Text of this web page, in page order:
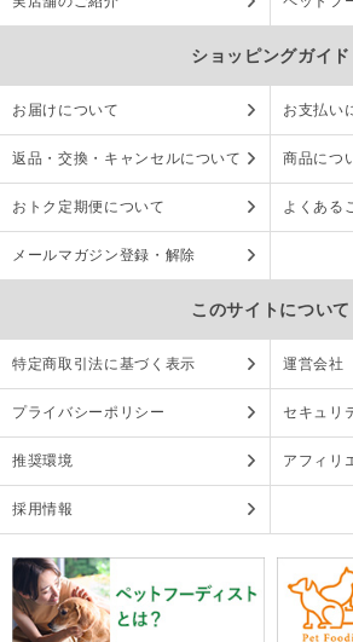
ショッピングガイド
お届けについて お支払い
返品・交換・キャンセルについて 商品につ
おトク定期便について よくある
メールマガジン登録・解除
このサイトについて
特定商取引法に基づく表示 運営会社
プライバシーポリシー セキュリ
推奨環境 アフィリ
採用情報